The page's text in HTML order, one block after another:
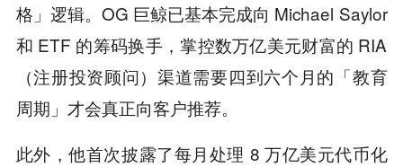
格」逻辑。OG 巨鲸已基本完成向 Michael Saylor
和 ETF 的筹码换手，掌控数万亿美元财富的 RIA
（注册投资顾问）渠道需要四到六个月的「教育
周期」才会真正向客户推荐。
此外，他首次披露了每月处理 8 万亿美元代币化